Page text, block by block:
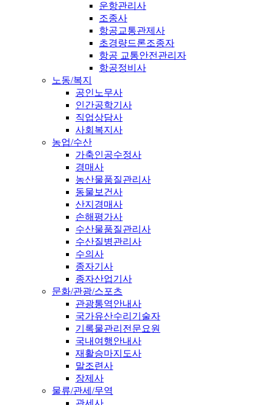
운항관리사
조종사
항공교통관제사
초경량드론조종자
항공 교통안전관리자
항공정비사
노동/복지
공인노무사
인간공학기사
직업상담사
사회복지사
농업/수산
가축인공수정사
경매사
농산물품질관리사
동물보건사
산지경매사
손해평가사
수산물품질관리사
수산질병관리사
수의사
종자기사
종자산업기사
문화/관광/스포츠
관광통역안내사
국가유산수리기술자
기록물관리전문요원
국내여행안내사
재활승마지도사
말조련사
장제사
물류/관세/무역
관세사